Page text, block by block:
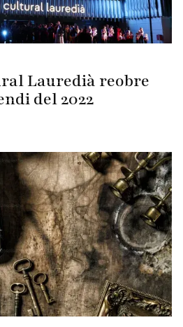
Lauredià reobre
del 2022